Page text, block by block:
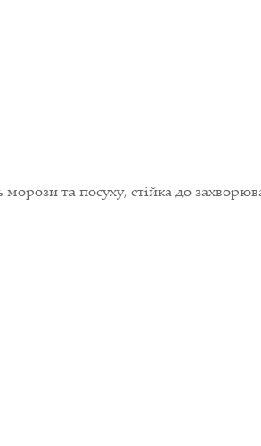
морози та посуху, стійка до